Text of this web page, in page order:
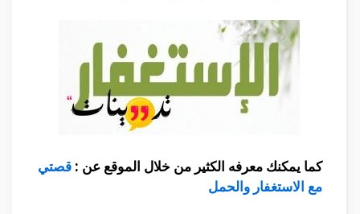
كما يمكنك معرفه الكثير من خلال الموقع عن : قصتي
مع الاستغفار والحمل